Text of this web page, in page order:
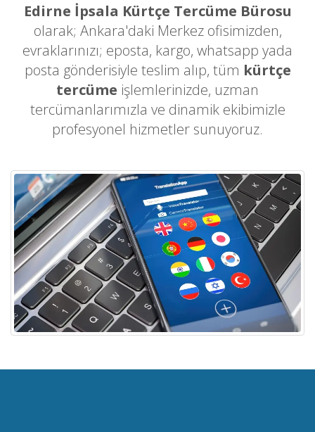
Edirne İpsala Kürtçe Tercüme Bürosu
olarak; Ankara'daki Merkez ofisimizden,
evraklarınızı; eposta, kargo, whatsapp yada
posta gönderisiyle teslim alıp, tüm kürtçe
tercüme işlemlerinizde, uzman
tercümanlarımızla ve dinamik ekibimizle
profesyonel hizmetler sunuyoruz.